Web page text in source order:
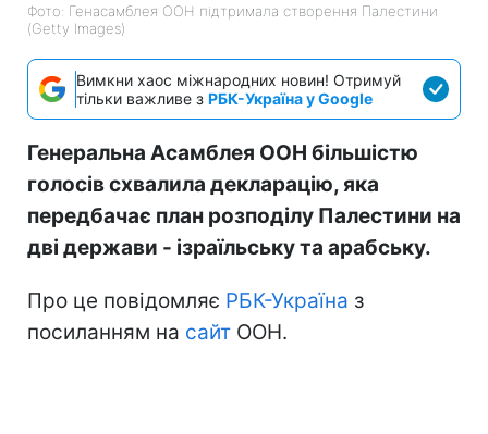
Фото: Генасамблея ООН підтримала створення Палестини
(Getty Images)
Вимкни хаос міжнародних новин! Отримуй
тільки важливе з РБК-Україна у Google
Генеральна Асамблея ООН більшістю
голосів схвалила декларацію, яка
передбачає план розподілу Палестини на
дві держави - ізраїльську та арабську.
Про це повідомляє РБК-Україна з
посиланням на сайт ООН.